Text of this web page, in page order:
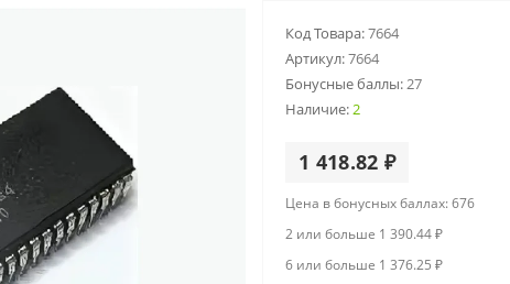
Код Товара:7664
Артикул:7664
Бонусные баллы:27
Наличие:2
1 418.82 ₽
Цена в бонусных баллах: 676
2 или больше 1 390.44 ₽
6 или больше 1 376.25 ₽